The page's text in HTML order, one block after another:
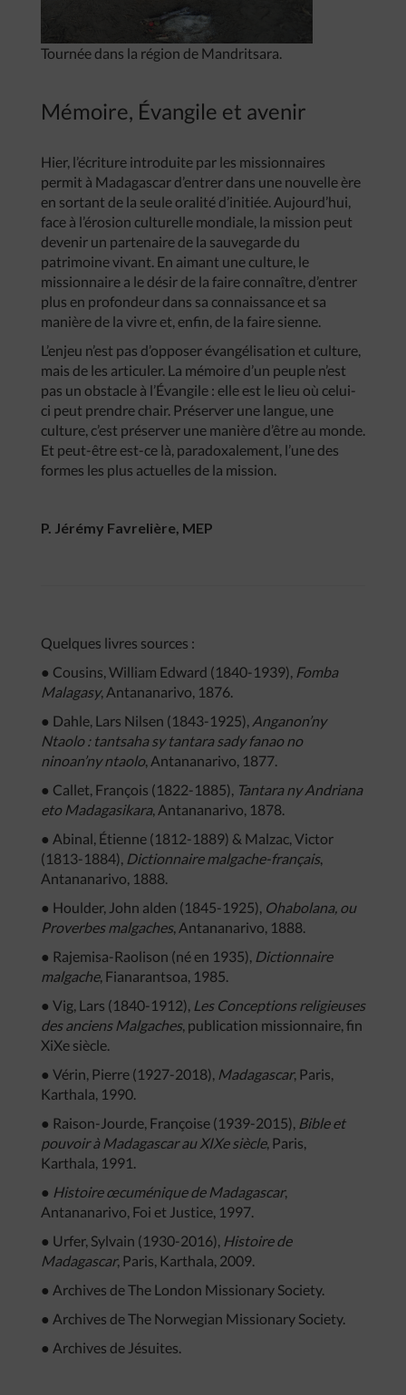
Tournée dans la région de Mandritsara.
Mémoire, Évangile et avenir
Hier, l’écriture introduite par les missionnaires
permit à Madagascar d’entrer dans une nouvelle ère
en sortant de la seule oralité d’initiée. Aujourd’hui,
face à l’érosion culturelle mondiale, la mission peut
devenir un partenaire de la sauvegarde du
patrimoine vivant. En aimant une culture, le
missionnaire a le désir de la faire connaître, d’entrer
plus en profondeur dans sa connaissance et sa
manière de la vivre et, enfin, de la faire sienne.
L’enjeu n’est pas d’opposer évangélisation et culture,
mais de les articuler. La mémoire d’un peuple n’est
pas un obstacle à l’Évangile : elle est le lieu où celui-
ci peut prendre chair. Préserver une langue, une
culture, c’est préserver une manière d’être au monde.
Et peut-être est-ce là, paradoxalement, l’une des
formes les plus actuelles de la mission.
P. Jérémy Favrelière, MEP
Quelques livres sources :
● Cousins, William Edward (1840-1939), Fomba
Malagasy, Antananarivo, 1876.
● Dahle, Lars Nilsen (1843-1925), Anganon’ny
Ntaolo : tantsaha sy tantara sady fanao no
ninoan’ny ntaolo, Antananarivo, 1877.
● Callet, François (1822-1885), Tantara ny Andriana
eto Madagasikara, Antananarivo, 1878.
● Abinal, Étienne (1812-1889) & Malzac, Victor
(1813-1884), Dictionnaire malgache-français,
Antananarivo, 1888.
● Houlder, John alden (1845-1925), Ohabolana, ou
Proverbes malgaches, Antananarivo, 1888.
● Rajemisa-Raolison (né en 1935), Dictionnaire
malgache, Fianarantsoa, 1985.
● Vig, Lars (1840-1912), Les Conceptions religieuses
des anciens Malgaches, publication missionnaire, fin
XiXe siècle.
● Vérin, Pierre (1927-2018), Madagascar, Paris,
Karthala, 1990.
● Raison-Jourde, Françoise (1939-2015), Bible et
pouvoir à Madagascar au XIXe siècle, Paris,
Karthala, 1991.
● Histoire œcuménique de Madagascar,
Antananarivo, Foi et Justice, 1997.
● Urfer, Sylvain (1930-2016), Histoire de
Madagascar, Paris, Karthala, 2009.
● Archives de The London Missionary Society.
● Archives de The Norwegian Missionary Society.
● Archives de Jésuites.